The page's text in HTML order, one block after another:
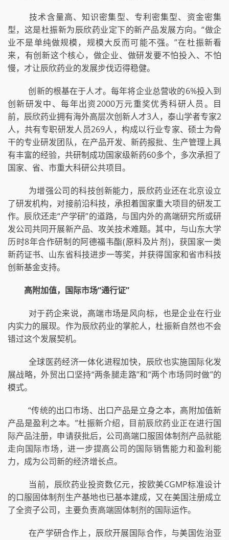
技术含量高、知识密集型、专利密集型、资金密集
型，这是杜振新为辰欣药业定下的新产品发展方向。“做企
业不是单纯做规模，规模大反而可能不强。”在杜振新看
来，有创新这个核心，做企业、做研发要不怕投入、不怕
慢，才让辰欣药业的发展步伐迈得稳健。
创新的根基在于人才。每年将企业总营收的6%投入到
创新研发中、每年出资2000万元重奖优秀科研人员。目
前，辰欣药业拥有海外高层次创新人才3人，泰山学者专家2
人，共有专职研发人员269人，构成以行业专家、硕士为骨
干的专业研发团队，在产品开发、新药报批、生产管理上具
有丰富的经验，共研制成功国家级新药60多个，多次承担了
国家、省、市重大科研公共项目。
为增强公司的科技创新能力，辰欣药业还在北京设立
了研发机构，对接前沿科技，承担着国家重大项目的研发工
作。辰欣还走“产学研”的道路，与国内外的高端研究所或研
发公司共同开展新产品、攻关技术难题。其中，与山东大学
历时8年合作研制的阿德福韦酯(原料及片剂)，获国家一类
新药证书、山东省科技进步一等奖，并获得国家和省市科技
创新基金支持。
高附加值，国际市场“通行证”
对于药企来说，高端市场是风向标，也是企业在行业
内实力的展现。作为辰欣药业的掌舵人，杜振新自然也不会
错过这个发展契机。
全球医药经济一体化进程加快，辰欣也实施国际化发
展战略，外贸出口坚持“两条腿走路”和“两个市场同时做”的
模式。
“传统的出口市场、出口产品是立身之本，高附加值新
产品是盈利之本。”杜振新介绍，目前辰欣药业正在进行国
际产品注册，申请获批后，公司高端口服固体制剂产品就能
走向国际市场，进一步提高公司的国际销售能力和盈利能
力，成为公司新的经济增长点。
当前，辰欣药业投资数亿元，按欧美CGMP标准设计
的口服固体制剂生产基地也已基本建成，又在美国注册成立
了全资子公司，主要负责高端固体制剂的国际运作。
在产学研合作上，辰欣开展国际合作，与美国佐治亚